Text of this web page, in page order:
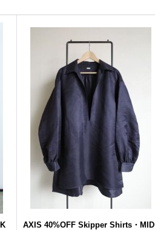
AXIS 40%OFF Skipper Shirts・MID